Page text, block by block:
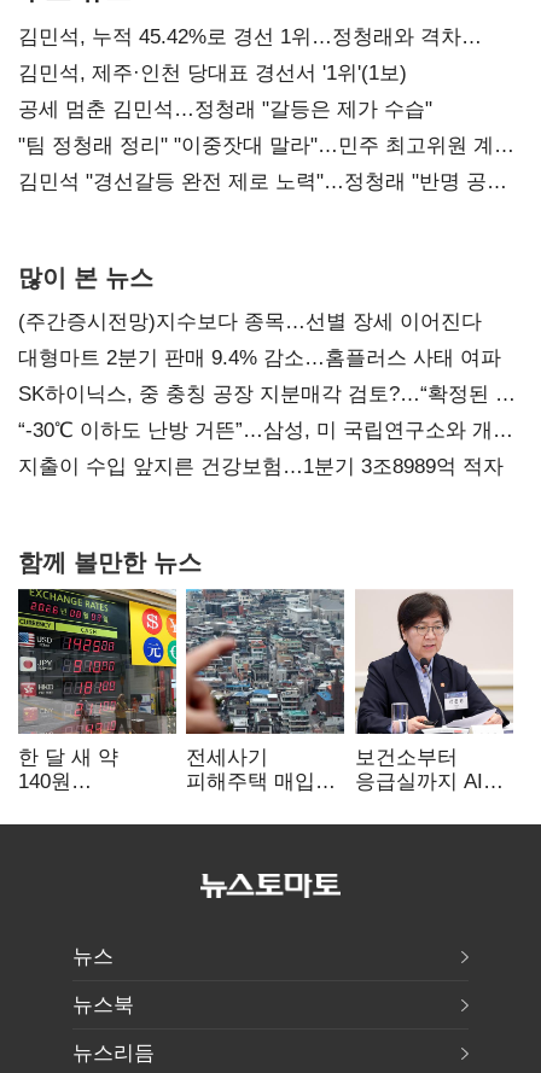
김민석, 누적 45.42%로 경선 1위…정청래와 격차
0.86%p(2보)
김민석, 제주·인천 당대표 경선서 '1위'(1보)
공세 멈춘 김민석…정청래 "갈등은 제가 수습"
"팀 정청래 정리" "이중잣대 말라"…민주 최고위원 계파
다툼 격화
김민석 "경선갈등 완전 제로 노력"…정청래 "반명 공세
많이 본 뉴스
(주간증시전망)지수보다 종목…선별 장세 이어진다
대형마트 2분기 판매 9.4% 감소…홈플러스 사태 여파
SK하이닉스, 중 충칭 공장 지분매각 검토?…“확정된 바
없어”
“-30℃ 이하도 난방 거뜬”…삼성, 미 국립연구소와 개발
협력
지출이 수입 앞지른 건강보험…1분기 3조8989억 적자
함께 볼만한 뉴스
한 달 새 약
140원
엔저'에 원화
전세사기
피해주택 매입
누적 피해자
보건소부터
응급실까지 AI
혁신 본격화
뉴스
뉴스북
뉴스리듬